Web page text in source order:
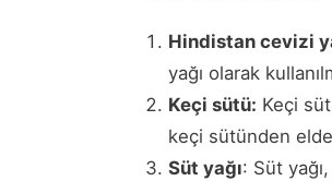
Hindistan cevizi
yağı olarak
Keçi sütü: Keçi
keçi sütünden
Süt yağı: Süt